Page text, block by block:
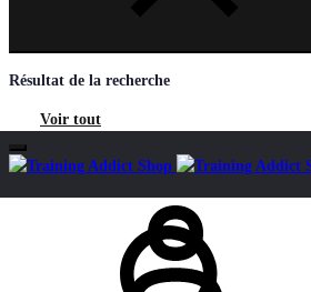
Résultat de la recherche
Voir tout